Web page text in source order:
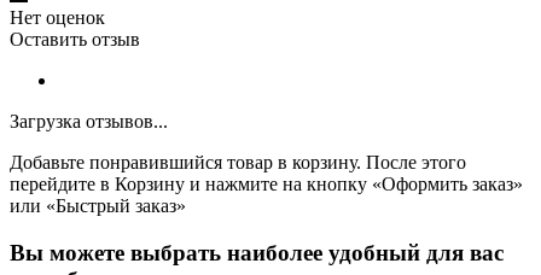
Нет оценок
Оставить отзыв
Загрузка отзывов...
Добавьте понравившийся товар в корзину. После этого
перейдите в Корзину и нажмите на кнопку «Оформить заказ»
или «Быстрый заказ»
Вы можете выбрать наиболее удобный для вас